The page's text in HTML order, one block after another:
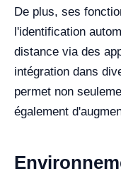
De plus, ses
l'identification
distance via des
intégration dans
permet non
également